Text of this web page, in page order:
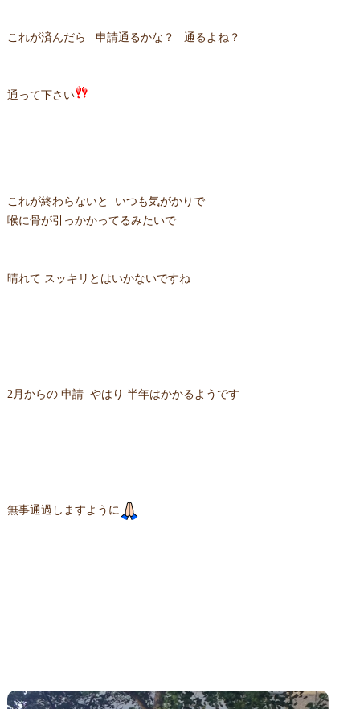
これが済んだら 申請通るかな？ 通るよね？
通って下さい
これが終わらないと いつも気がかりで
喉に骨が引っかかってるみたいで
晴れて スッキリとはいかないですね
2月からの 申請 やはり 半年はかかるようです
無事通過しますように